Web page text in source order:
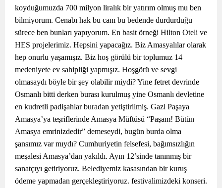
koyduğumuzda 700 milyon liralık bir yatırım olmuş mu ben
bilmiyorum. Cenabı hak bu canı bu bedende durdurduğu
sürece ben bunları yapıyorum. En basit örneği Hilton Oteli ve
HES projelerimiz. Hepsini yapacağız. Biz Amasyalılar olarak
hep onurlu yaşamışız. Biz hoş görülü bir toplumuz 14
medeniyete ev sahipliği yapmışız. Hoşgörü ve sevgi
olmasaydı böyle bir şey olabilir miydi? Yine fetret devrinde
Osmanlı bitti derken burası kurulmuş yine Osmanlı devletine
en kudretli padişahlar buradan yetiştirilmiş. Gazi Paşaya
Amasya’ya teşriflerinde Amasya Müftüsü “Paşam! Bütün
Amasya emrinizdedir” demeseydi, bugün burda olma
şansımız var mıydı? Cumhuriyetin felsefesi, bağımsızlığın
meşalesi Amasya’dan yakıldı. Ayın 12’sinde tanınmış bir
sanatçıyı getiriyoruz. Belediyemiz kasasından bir kuruş
ödeme yapmadan gerçekleştiriyoruz. festivalimizdeki konseri.